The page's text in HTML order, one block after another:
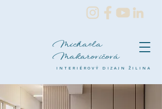
Michaela
Makarovičová
INTERIÉROVÝ DIZAJN ŽILINA